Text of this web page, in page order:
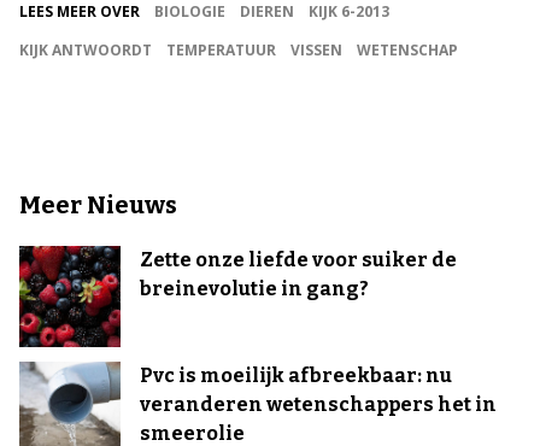
LEES MEER OVER BIOLOGIE DIEREN
KIJK 6-2013
KIJK ANTWOORDT
TEMPERATUUR VISSEN WETENSCHAP
Meer Nieuws
Zette onze liefde voor suiker de
breinevolutie in gang?
Pvc is moeilijk afbreekbaar: nu
veranderen wetenschappers het in
smeerolie